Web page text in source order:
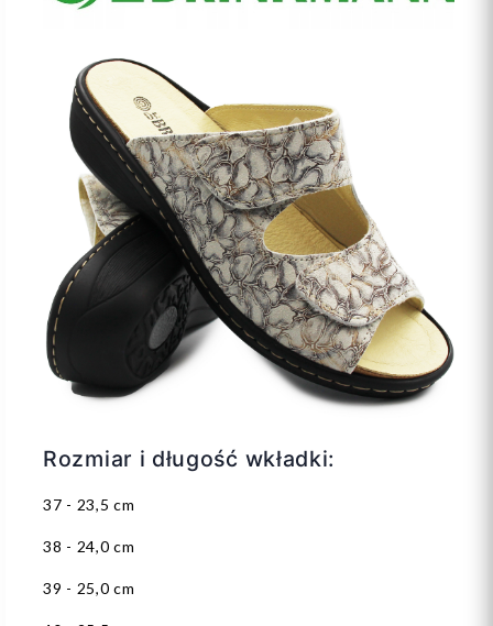
Rozmiar i długość wkładki:
37 - 23,5 cm
38 - 24,0 cm
39 - 25,0 cm